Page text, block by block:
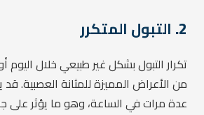
2. التبول المتكرر
تكرار التبول بشكل غير طبيعي خلال اليوم
من الأعراض المميزة للمثانة العصبية.
عدة مرات في الساعة، وهو ما يؤثر على